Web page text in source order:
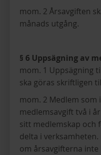
mom. 2 Årsavgiften
månads utgång.
§ 6 Uppsägning av
mom. 1 Uppsägning
ska göras skriftligen
mom. 2 Medlem som
medlemsavgift två i
sitt medlemskap
delta i
om årsavgifterna